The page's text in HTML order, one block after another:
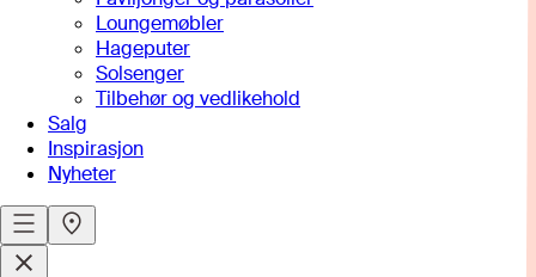
Loungemøbler
Hageputer
Solsenger
Tilbehør og vedlikehold
Salg
Inspirasjon
Nyheter